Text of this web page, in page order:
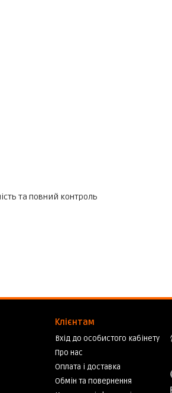
та повний контроль
Клієнтам
Вхід до особистого кабінету
Про нас
Оплата і доставка
Обмін та повернення